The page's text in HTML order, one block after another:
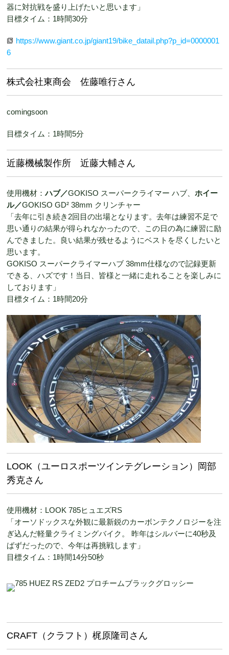
器に対抗戦を盛り上げたいと思います」
目標タイム：1時間30分
https://www.giant.co.jp/giant19/bike_datail.php?p_id=0000001
6
株式会社東商会 佐藤唯行さん
comingsoon
目標タイム：1時間5分
近藤機械製作所 近藤大輔さん
使用機材：ハブ／GOKISO スーパークライマー ハブ、ホイー
ル／GOKISO GD² 38mm クリンチャー
「去年に引き続き2回目の出場となります。去年は練習不足で
思い通りの結果が得られなかったので、この日の為に練習に励
んできました。良い結果が残せるようにベストを尽くしたいと
思います。
GOKISO スーパークライマーハブ 38mm仕様なので記録更新
できる、ハズです！当日、皆様と一緒に走れることを楽しみに
しております」
目標タイム：1時間20分
LOOK（ユーロスポーツインテグレーション）岡部
秀克さん
使用機材：LOOK 785ヒュエズRS
「オーソドックスな外観に最新鋭のカーボンテクノロジーを注
ぎ込んだ軽量クライミングバイク。 昨年はシルバーに40秒及
ばずだったので、今年は再挑戦します」
目標タイム：1時間14分50秒
CRAFT（クラフト）梶原隆司さん